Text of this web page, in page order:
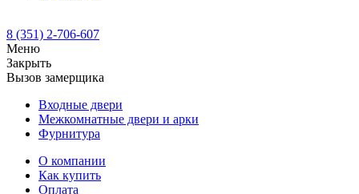
8 (351) 2-706-607
Меню
Закрыть
Вызов замерщика
Входные двери
Межкомнатные двери и арки
Фурнитура
О компании
Как купить
Оплата